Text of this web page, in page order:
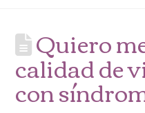
Quiero
calidad de
con